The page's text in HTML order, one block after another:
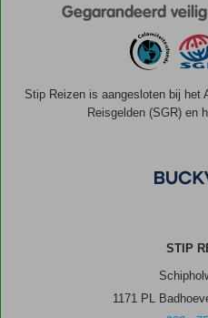
Gegarandeerd
Stip Reizen is aangesloten bij het
Reisgelden (SGR) en
STIP
1171 PL